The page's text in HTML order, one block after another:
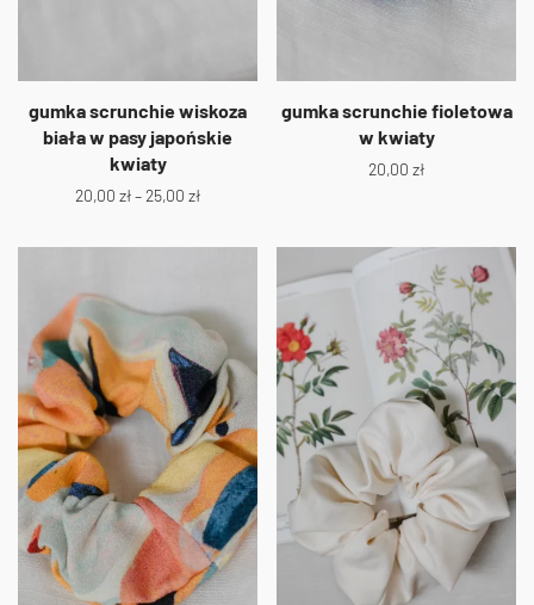
gumka scrunchie wiskoza
biała w pasy japońskie
kwiaty
20,00 zł– 25,00 zł
gumka scrunchie fioletowa
w kwiaty
20,00 zł